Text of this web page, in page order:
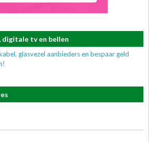
tv en bellen
glasvezel aanbieders en bespaar geld